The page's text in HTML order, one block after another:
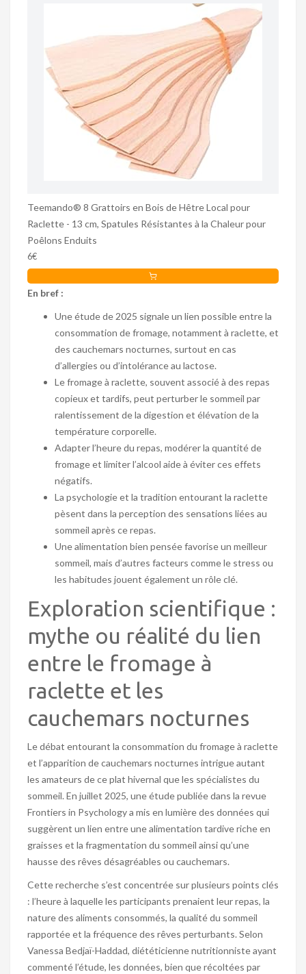
Teemando® 8 Grattoirs en Bois de Hêtre Local pour
Raclette - 13 cm, Spatules Résistantes à la Chaleur pour
Poêlons Enduits
6€
En bref :
Une étude de 2025 signale un lien possible entre la
consommation de fromage, notamment à raclette, et
des cauchemars nocturnes, surtout en cas
d’allergies ou d’intolérance au lactose.
Le fromage à raclette, souvent associé à des repas
copieux et tardifs, peut perturber le sommeil par
ralentissement de la digestion et élévation de la
température corporelle.
Adapter l’heure du repas, modérer la quantité de
fromage et limiter l’alcool aide à éviter ces effets
négatifs.
La psychologie et la tradition entourant la raclette
pèsent dans la perception des sensations liées au
sommeil après ce repas.
Une alimentation bien pensée favorise un meilleur
sommeil, mais d’autres facteurs comme le stress ou
les habitudes jouent également un rôle clé.
Exploration scientifique :
mythe ou réalité du lien
entre le fromage à
raclette et les
cauchemars nocturnes
Le débat entourant la consommation du fromage à raclette
et l’apparition de cauchemars nocturnes intrigue autant
les amateurs de ce plat hivernal que les spécialistes du
sommeil. En juillet 2025, une étude publiée dans la revue
Frontiers in Psychology a mis en lumière des données qui
suggèrent un lien entre une alimentation tardive riche en
graisses et la fragmentation du sommeil ainsi qu’une
hausse des rêves désagréables ou cauchemars.
Cette recherche s’est concentrée sur plusieurs points clés
: l’heure à laquelle les participants prenaient leur repas, la
nature des aliments consommés, la qualité du sommeil
rapportée et la fréquence des rêves perturbants. Selon
Vanessa Bedjaï-Haddad, diététicienne nutritionniste ayant
commenté l’étude, les données, bien que récoltées par